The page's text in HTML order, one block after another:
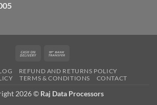
Cash
Delivery
REFUND AND RETURNS POLICY
TERMS & CONDITIONS CONTACT
2026 © Raj Data Processors